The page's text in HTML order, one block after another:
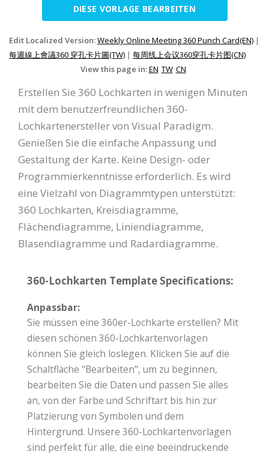
DIESE VORLAGE BEARBEITEN
Edit Localized Version:Weekly Online Meeting 360 Punch Card(EN) |
每週線上會議360 穿孔卡片圖(TW) | 每周线上会议360穿孔卡片图(CN)
View this page in:EN TW CN
Erstellen Sie 360 Lochkarten in wenigen Minuten
mit dem benutzerfreundlichen 360-
Lochkartenersteller von Visual Paradigm.
Genießen Sie die einfache Anpassung und
Gestaltung der Karte. Keine Design- oder
Programmierkenntnisse erforderlich. Es wird
eine Vielzahl von Diagrammtypen unterstützt:
360 Lochkarten, Kreisdiagramme,
Flächendiagramme, Liniendiagramme,
Blasendiagramme und Radardiagramme.
360-Lochkarten Template Specifications:
Anpassbar:
Sie müssen eine 360er-Lochkarte erstellen? Mit
diesen schönen 360-Lochkartenvorlagen
können Sie gleich loslegen. Klicken Sie auf die
Schaltfläche "Bearbeiten", um zu beginnen,
bearbeiten Sie die Daten und passen Sie alles
an, von der Farbe und Schriftart bis hin zur
Platzierung von Symbolen und dem
Hintergrund. Unsere 360-Lochkartenvorlagen
sind perfekt für alle, die eine beeindruckende